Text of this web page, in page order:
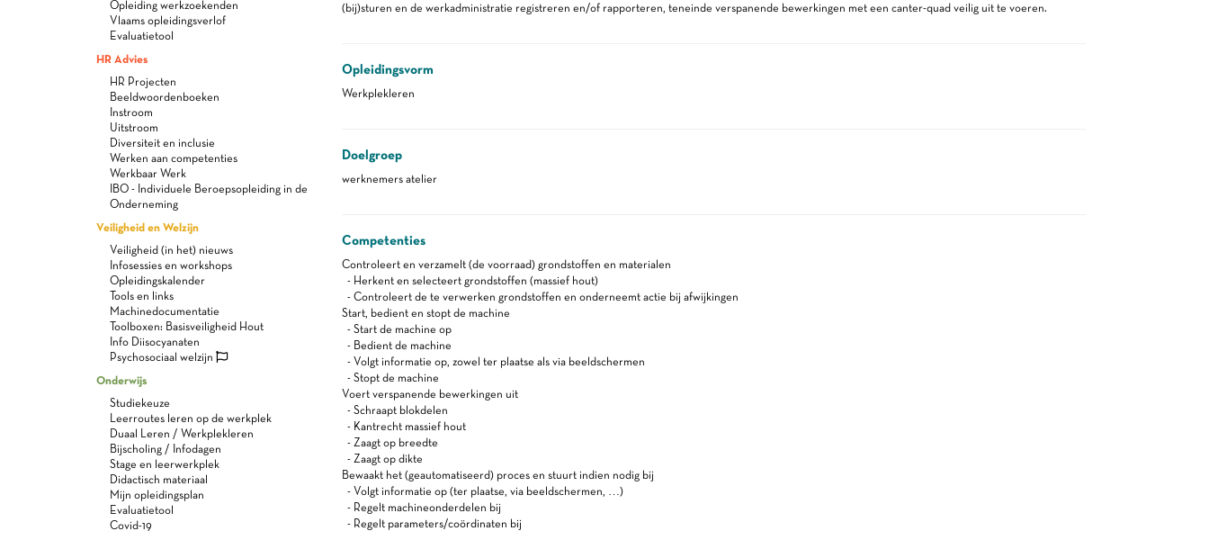
Opleiding werkzoekenden
Vlaams opleidingsverlof
Evaluatietool
HR Advies
HR Projecten
Beeldwoordenboeken
Instroom
Uitstroom
Diversiteit en inclusie
Werken aan competenties
Werkbaar Werk
IBO - Individuele Beroepsopleiding in de
Onderneming
Veiligheid en Welzijn
Veiligheid (in het) nieuws
Infosessies en workshops
Opleidingskalender
Tools en links
Machinedocumentatie
Toolboxen: Basisveiligheid Hout
Info Diisocyanaten
Psychosociaal welzijn
Onderwijs
Studiekeuze
Leerroutes leren op de werkplek
Duaal Leren / Werkplekleren
Bijscholing / Infodagen
Stage en leerwerkplek
Didactisch materiaal
Mijn opleidingsplan
Evaluatietool
Covid-19
(bij)sturen en de werkadministratie registreren en/of rapporteren, teneinde verspanende bewerkingen met een canter-quad veilig uit te voeren.
Opleidingsvorm
Werkplekleren
Doelgroep
werknemers atelier
Competenties
Controleert en verzamelt (de voorraad) grondstoffen en materialen
- Herkent en selecteert grondstoffen (massief hout)
- Controleert de te verwerken grondstoffen en onderneemt actie bij afwijkingen
Start, bedient en stopt de machine
- Start de machine op
- Bedient de machine
- Volgt informatie op, zowel ter plaatse als via beeldschermen
- Stopt de machine
Voert verspanende bewerkingen uit
- Schraapt blokdelen
- Kantrecht massief hout
- Zaagt op breedte
- Zaagt op dikte
Bewaakt het (geautomatiseerd) proces en stuurt indien nodig bij
- Volgt informatie op (ter plaatse, via beeldschermen, …)
- Regelt machineonderdelen bij
- Regelt parameters/coördinaten bij